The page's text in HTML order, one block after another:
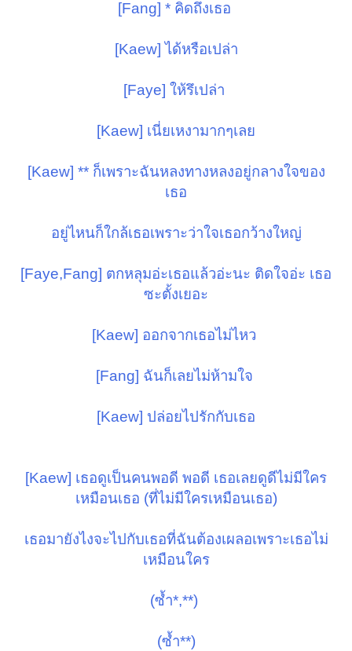
[Fang] * คิดถึงเธอ
[Kaew] ได้หรือเปล่า
[Faye] ให้รึเปล่า
[Kaew] เนี่ยเหงามากๆเลย
[Kaew] ** ก็เพราะฉันหลงทางหลงอยู่กลางใจของ
เธอ
อยู่ไหนก็ใกล้เธอเพราะว่าใจเธอกว้างใหญ่
[Faye,Fang] ตกหลุมอ่ะเธอแล้วอ่ะนะ ติดใจอ่ะ เธอ
ซะตั้งเยอะ
[Kaew] ออกจากเธอไม่ไหว
[Fang] ฉันก็เลยไม่ห้ามใจ
[Kaew] ปล่อยไปรักกับเธอ
[Kaew] เธอดูเป็นคนพอดี พอดี เธอเลยดูดีไม่มีใคร
เหมือนเธอ (ที่ไม่มีใครเหมือนเธอ)
เธอมายังไงจะไปกับเธอที่ฉันต้องเผลอเพราะเธอไม่
เหมือนใคร
(ซ้ำ*,**)
(ซ้ำ**)